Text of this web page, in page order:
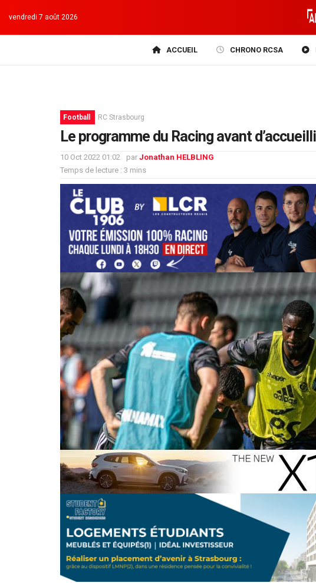
vendredi 7 août 2026
ACCUEIL CHRONO RCSA
Football RC Strasbourg
Le programme du Racing avant
10 Oct 2022 01:02 par Jonathan HELBLING
Temps de lecture : 3 mins